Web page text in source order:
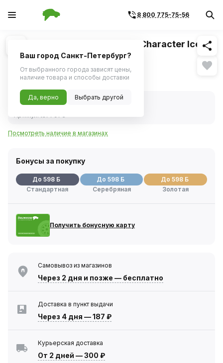
8 800 775-75-56
1/1 Похожие
Шина R17 235/65 IKON Tyres Character Ice 7
SUV 108T
11 951 ₽
В наличии
Посмотреть наличие в магазинах
Бонусы за покупку
До 598 Б
Стандартная
До 598 Б
Серебряная
До 598 Б
Золотая
Получить бонусную карту
Самовывоз из магазинов
Через 2 дня и позже — бесплатно
Доставка в пункт выдачи
Через 4 дня —187 ₽
Курьерская доставка
От 2 дней —300 ₽
Ваш город Санкт-Петербург?
От выбранного города зависят цены,
наличие товара и способы доставки
Да, верно Выбрать другой